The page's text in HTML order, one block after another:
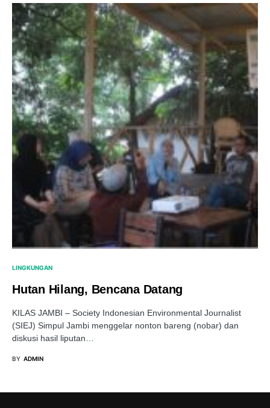
LINGKUNGAN
Hutan Hilang, Bencana Datang
KILAS JAMBI – Society Indonesian Environmental Journalist
(SIEJ) Simpul Jambi menggelar nonton bareng (nobar) dan
diskusi hasil liputan…
BY ADMIN